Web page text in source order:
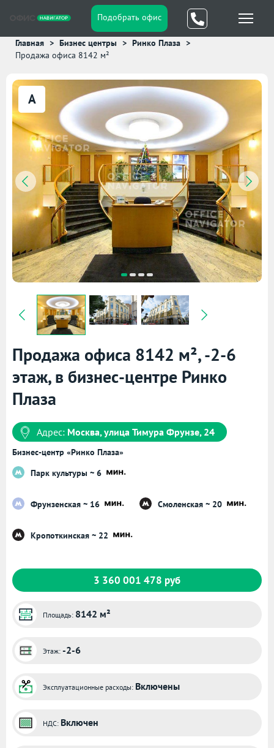
Подобрать офис
Главная Бизнес центры
Ринко Плаза
Продажа офиса 8142 м²
A
Продажа офиса 8142 м², -2-6
этаж, в бизнес-центре Ринко
Плаза
Адрес: Москва, улица Тимура Фрунзе, 24
Бизнес-центр «Ринко Плаза»
Парк культуры ~ 6
Фрунзенская ~ 16 Смоленская ~ 20
Кропоткинская ~ 22
3 360 001 478 руб
Площадь: 8142 м²
Этаж: -2-6
Эксплуатационные расходы: Включены
НДС: Включен